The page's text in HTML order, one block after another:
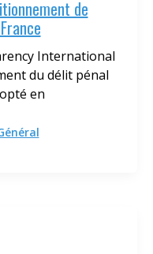
de
International
du délit pénal
en